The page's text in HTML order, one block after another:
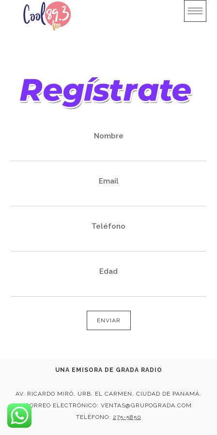
Nombre
Email
Teléfono
Edad
UNA EMISORA DE GRADA RADIO
AV. RICARDO MIRÓ, URB. EL CARMEN, CIUDAD DE PANAMÁ.
CORREO ELECTRÓNICO: VENTAS@GRUPOGRADA.COM
TELÉFONO: 275-5850